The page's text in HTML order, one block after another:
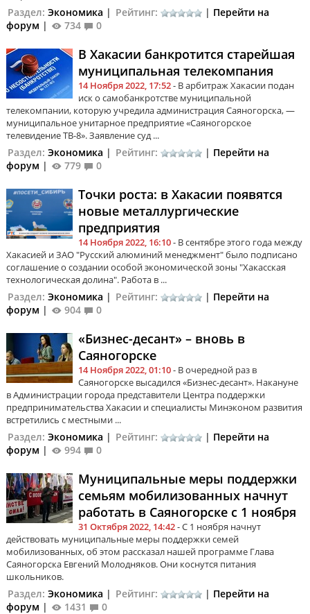
Раздел: Экономика | Рейтинг: | Перейти на
форум | 734 0
В Хакасии банкротится старейшая
муниципальная телекомпания
14 Ноября 2022, 17:52- В арбитраж Хакасии подан
иск о самобанкротстве муниципальной
телекомпании, которую учредила администрация Саяногорска, —
муниципальное унитарное предприятие «Саяногорское
телевидение ТВ-8». Заявление суд ...
Раздел: Экономика | Рейтинг: | Перейти на
форум | 779 0
Точки роста: в Хакасии появятся
новые металлургические
предприятия
14 Ноября 2022, 16:10- В сентябре этого года между
Хакасией и ЗАО "Русский алюминий менеджмент" было подписано
соглашение о создании особой экономической зоны "Хакасская
технологическая долина". Работа в ...
Раздел: Экономика | Рейтинг: | Перейти на
форум | 904 0
«Бизнес-десант» – вновь в
Саяногорске
14 Ноября 2022, 01:10- В очередной раз в
Саяногорске высадился «Бизнес-десант». Накануне
в Администрации города представители Центра поддержки
предпринимательства Хакасии и специалисты Минэконом развития
встретились с местными ...
Раздел: Экономика | Рейтинг: | Перейти на
форум | 994 0
Муниципальные меры поддержки
семьям мобилизованных начнут
работать в Саяногорске с 1 ноября
31 Октября 2022, 14:42- С 1 ноября начнут
действовать муниципальные меры поддержки семей
мобилизованных, об этом рассказал нашей программе Глава
Саяногорска Евгений Молодняков. Они коснутся питания
школьников.
Раздел: Экономика | Рейтинг: | Перейти на
форум | 1431 0